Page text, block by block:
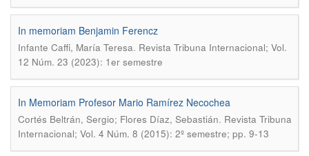
In memoriam Benjamin Ferencz
Infante Caffi, María Teresa. Revista Tribuna Internacional; Vol.
12 Núm. 23 (2023): 1er semestre
In Memoriam Profesor Mario Ramírez Necochea
Cortés Beltrán, Sergio; Flores Díaz, Sebastián. Revista Tribuna
Internacional; Vol. 4 Núm. 8 (2015): 2º semestre; pp. 9-13